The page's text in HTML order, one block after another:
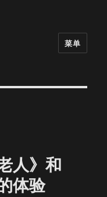
菜单
人》和
体验